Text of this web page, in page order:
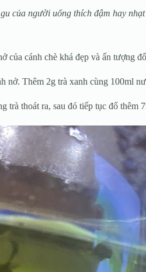
của người uống thích đậm hay
của cánh chè khá đẹp và ấn tượng
nở. Thêm 2g trà xanh cùng 100ml
trà thoát ra, sau đó tiếp tục đổ thêm